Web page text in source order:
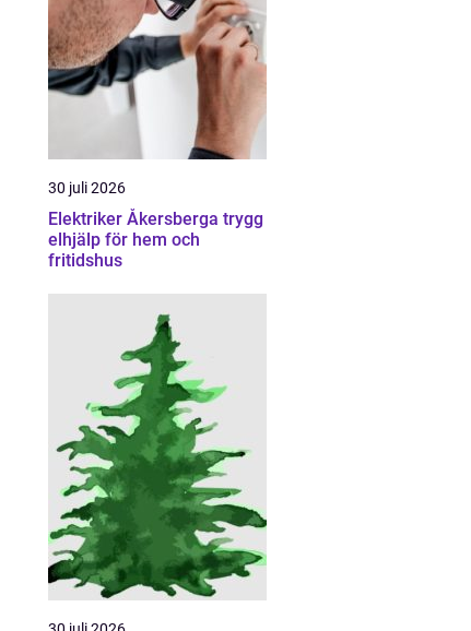
30 juli 2026
Elektriker Åkersberga trygg
elhjälp för hem och
fritidshus